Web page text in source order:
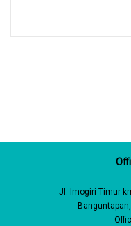
Jl. Imogiri Timur